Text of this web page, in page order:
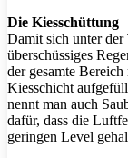
Die Kiesschüttung
Damit sich unter der
überschüssiges
der gesamte
Kiesschicht
nennt man auch
dafür, dass die
geringen Level